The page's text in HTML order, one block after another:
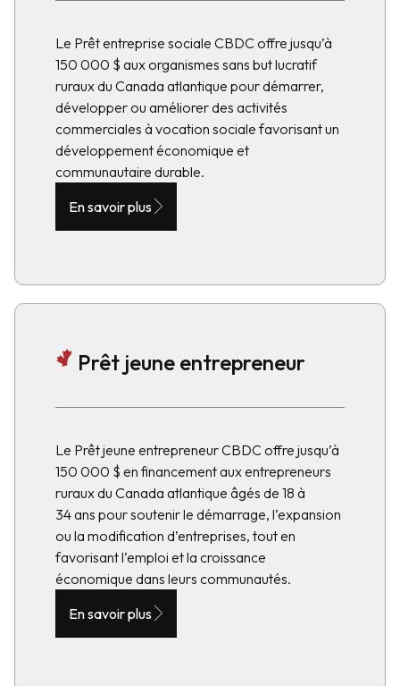
Le Prêt entreprise sociale CBDC offre jusqu’à
150 000 $ aux organismes sans but lucratif
ruraux du Canada atlantique pour démarrer,
développer ou améliorer des activités
commerciales à vocation sociale favorisant un
développement économique et
communautaire durable.
En savoir plus
Prêt jeune entrepreneur
Le Prêt jeune entrepreneur CBDC offre jusqu’à
150 000 $ en financement aux entrepreneurs
ruraux du Canada atlantique âgés de 18 à
34 ans pour soutenir le démarrage, l’expansion
ou la modification d’entreprises, tout en
favorisant l’emploi et la croissance
économique dans leurs communautés.
En savoir plus